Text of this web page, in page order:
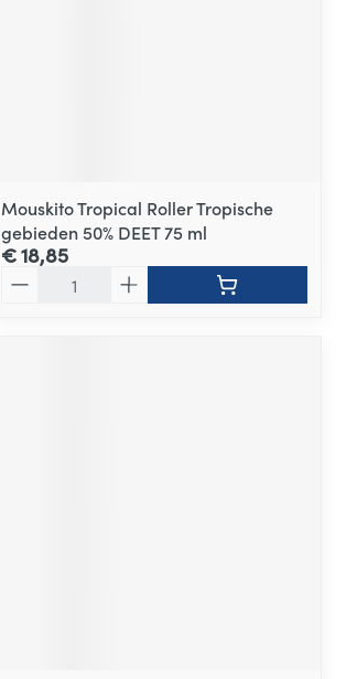
Mouskito Tropical Roller Tropische
gebieden 50% DEET 75 ml
€ 18,85